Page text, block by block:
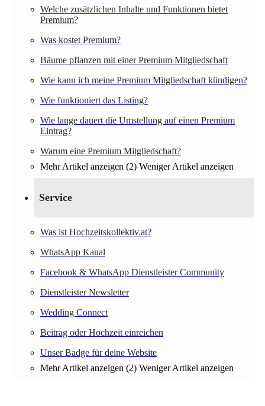
Welche zusätzlichen Inhalte und Funktionen bietet
Premium?
Was kostet Premium?
Bäume pflanzen mit einer Premium Mitgliedschaft
Wie kann ich meine Premium Mitgliedschaft kündigen?
Wie funktioniert das Listing?
Wie lange dauert die Umstellung auf einen Premium
Eintrag?
Warum eine Premium Mitgliedschaft?
Mehr Artikel anzeigen (2) Weniger Artikel anzeigen
Service
Was ist Hochzeitskollektiv.at?
WhatsApp Kanal
Facebook & WhatsApp Dienstleister Community
Dienstleister Newsletter
Wedding Connect
Beitrag oder Hochzeit einreichen
Unser Badge für deine Website
Mehr Artikel anzeigen (2) Weniger Artikel anzeigen